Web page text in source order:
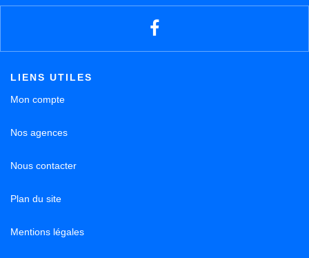
LIENS UTILES
Mon compte
Nos agences
Nous contacter
Plan du site
Mentions légales